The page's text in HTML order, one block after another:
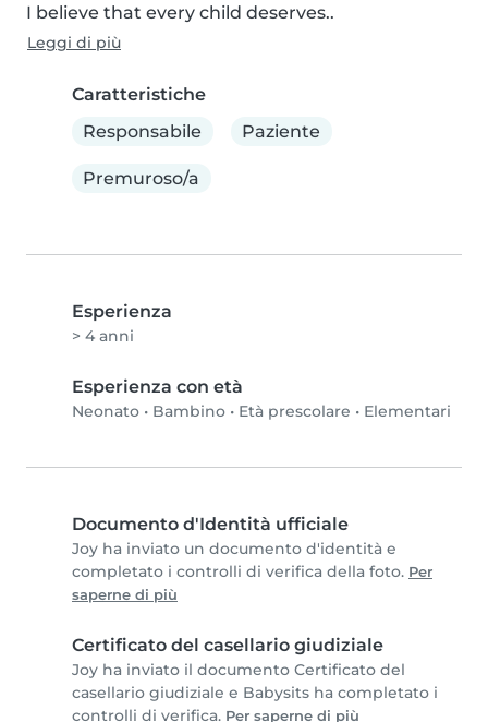
I believe that every child deserves..
Leggi di più
Caratteristiche
Responsabile
Paziente
Premuroso/a
Esperienza
> 4 anni
Esperienza con età
Neonato • Bambino • Età prescolare • Elementari
Documento d'Identità ufficiale
Joy ha inviato un documento d'identità e
completato i controlli di verifica della foto. Per
saperne di più
Certificato del casellario giudiziale
Joy ha inviato il documento Certificato del
casellario giudiziale e Babysits ha completato i
controlli di verifica. Per saperne di più